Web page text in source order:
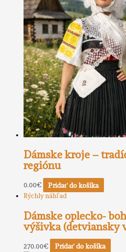
Dámske kroje –
regiónu
0.00€
Pridať do košíka
Rýchly náhľad
Dámske oplecko-
výšivka (detviansky
270.00€
Pridať do košíka